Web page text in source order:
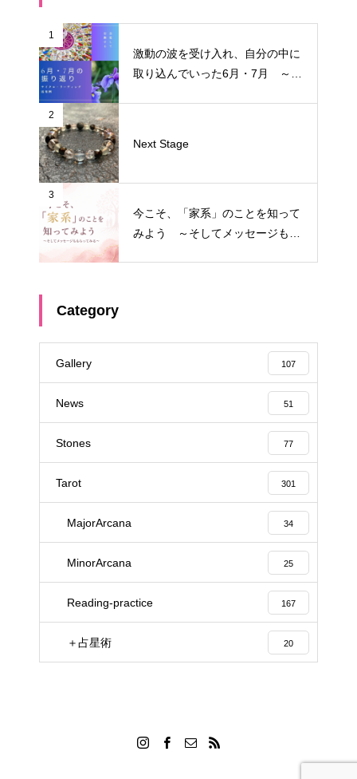
1
激動の波を受け入れ、自分の中に
取り込んでいった6月・7月 ～サ
2
Next Stage
3
今こそ、「家系」のことを知って
みよう ～そしてメッセージもも
Category
Gallery 107
News 51
Stones 77
Tarot 301
MajorArcana 34
MinorArcana 25
Reading-practice 167
＋占星術 20